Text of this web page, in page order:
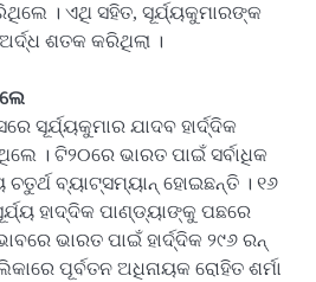
। ଏଥି ସହିତ, ସୂର୍ଯ୍ୟକୁମାରଙ୍କ
ଶତକ କରିଥିଲା ।
ସୂର୍ଯ୍ୟକୁମାର ଯାଦବ ହାର୍ଦ୍ଦିକ
। ଟି୨୦ରେ ଭାରତ ପାଇଁ ସର୍ବାଧିକ
ବ୍ୟାଟ୍ସମ୍ୟାନ୍ ହୋଇଛନ୍ତି । ୧୬
ହାଦ୍ଦିକ ପାଣ୍ଡ୍ୟାଙ୍କୁ ପଛରେ
ଭାରତ ପାଇଁ ହାର୍ଦ୍ଦିକ ୨୯୬ ରନ୍
ପୂର୍ବତନ ଅଧିନାୟକ ରୋହିତ ଶର୍ମା